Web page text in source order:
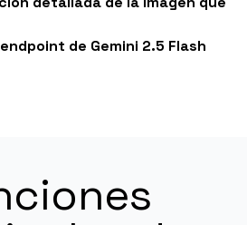
de Gemini 2.5 Flash